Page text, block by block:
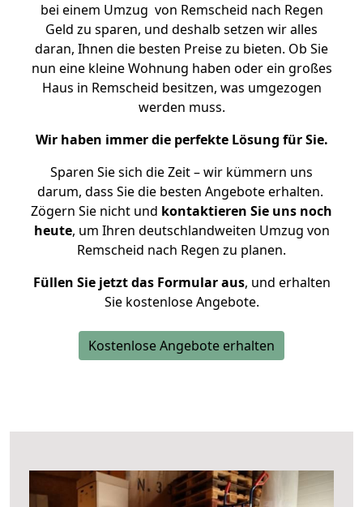
bei einem Umzug von Remscheid nach Regen
Geld zu sparen, und deshalb setzen wir alles
daran, Ihnen die besten Preise zu bieten. Ob Sie
nun eine kleine Wohnung haben oder ein großes
Haus in Remscheid besitzen, was umgezogen
werden muss.
Wir haben immer die perfekte Lösung für Sie.
Sparen Sie sich die Zeit – wir kümmern uns
darum, dass Sie die besten Angebote erhalten.
Zögern Sie nicht und kontaktieren Sie uns noch
heute, um Ihren deutschlandweiten Umzug von
Remscheid nach Regen zu planen.
Füllen Sie jetzt das Formular aus, und erhalten
Sie kostenlose Angebote.
Kostenlose Angebote erhalten